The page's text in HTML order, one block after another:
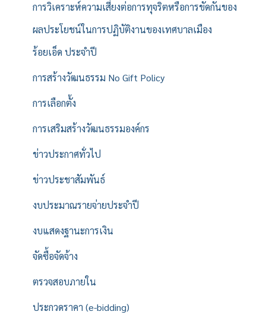
การวิเคราะห์ความเสี่ยงต่อการทุจริตหรือการขัดกันของ
ผลประโยชน์ในการปฏิบัติงานของเทศบาลเมือง
ร้อยเอ็ด ประจำปี
การสร้างวัฒนธรรม No Gift Policy
การเลือกตั้ง
การเสริมสร้างวัฒนธรรมองค์กร
ข่าวประกาศทั่วไป
ข่าวประชาสัมพันธ์
งบประมาณรายจ่ายประจำปี
งบแสดงฐานะการเงิน
จัดซื้อจัดจ้าง
ตรวจสอบภายใน
ประกวดราคา (e-bidding)